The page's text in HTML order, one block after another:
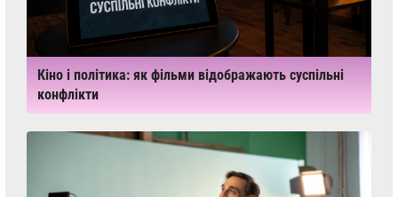
Кіно і політика: як фільми відображають суспільні
конфлікти